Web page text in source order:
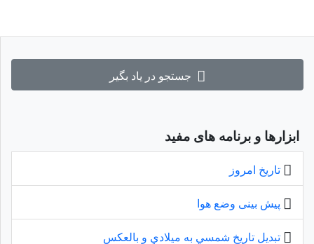
جستجو در یاد بگیر
ابزارها و برنامه های مفید
تاریخ امروز
پیش بینی وضع هوا
تبديل تاريخ شمسي به ميلادي و بالعكس